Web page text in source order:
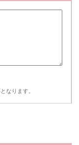
なります。